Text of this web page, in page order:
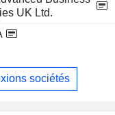
UK Ltd.
sociétés